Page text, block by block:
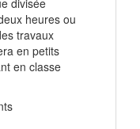
divisée
heures ou
travaux
en petits
en classe